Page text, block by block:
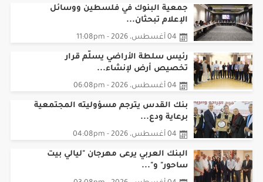
جمعية البنوك في فلسطين ووسائل
الإعلام تبحثان...
04 أغسطس، 2026 - 11:08pm
رئيس سلطة الأراضي يسلّم قرار
تخصيص أرض لإنشاء...
04 أغسطس، 2026 - 06:08pm
بنك القدس يترجم مسؤوليته المجتمعية
برعاية ودع...
04 أغسطس، 2026 - 04:08pm
البنك العربي يرعى مهرجان "ليالي بيت
ساحور" و"...